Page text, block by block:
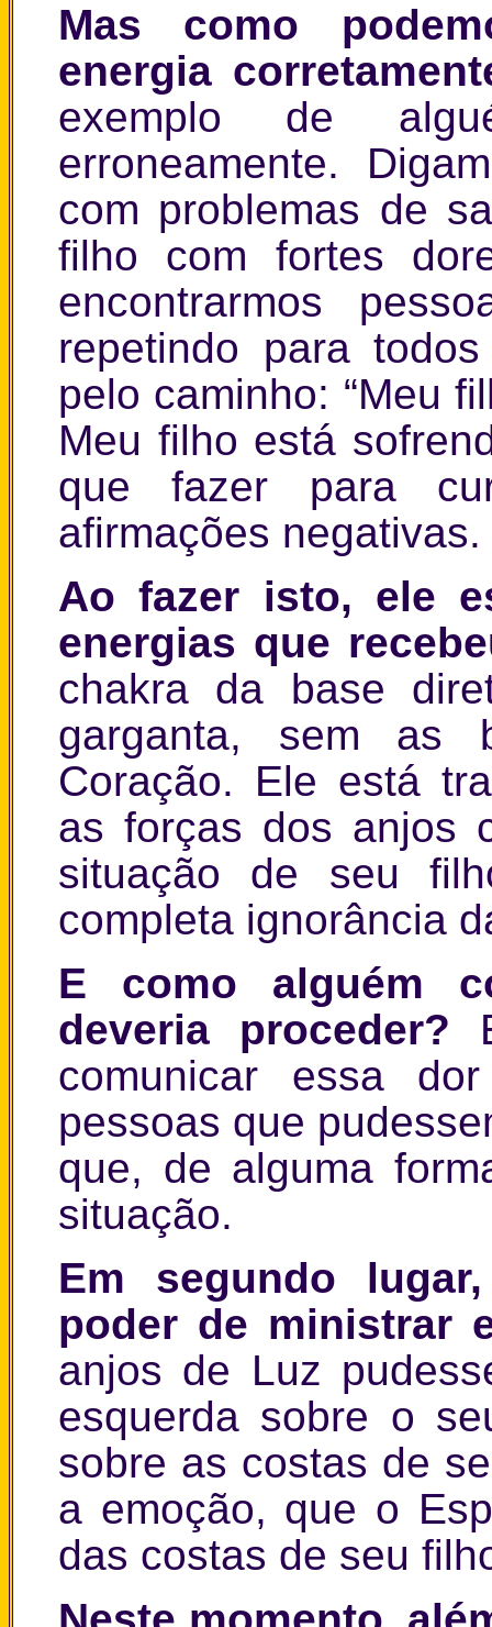
Mas como
energia
exemplo de
erroneamente.
com problemas de
filho com fortes
encontrarmos
repetindo para
pelo caminho: “Meu
Meu filho está
que fazer para
afirmações negativas.
Ao fazer isto, ele
energias que
chakra da base
garganta, sem as
Coração. Ele está
as forças dos anjos
situação de seu
completa ignorância
E como alguém
deveria proceder?
comunicar essa
pessoas que
que, de alguma
situação.
Em segundo
poder de ministrar
anjos de Luz
esquerda sobre o
sobre as costas de
a emoção, que o
das costas de seu